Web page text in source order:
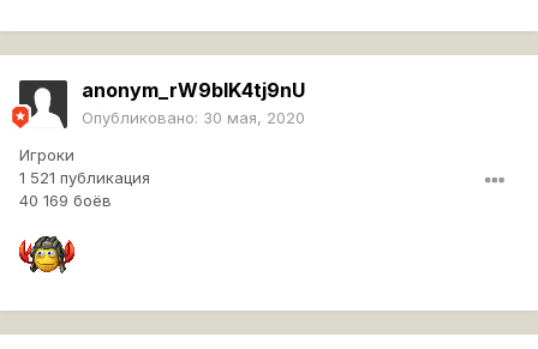
anonym_rW9bIK4tj9nU
Опубликовано: 30 мая, 2020
Игроки
1 521 публикация
40 169 боёв